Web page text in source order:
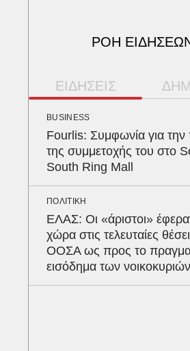
ΡΟΗ
ΕΙΔΗΣΕΙΣ
BUSINESS
Fourlis: Συμφωνία για
της συμμετοχής του στο
South Ring Mall
ΠΟΛΙΤΙΚΗ
ΕΛΑΣ: Οι «άριστοι»
χώρα στις τελευταίες
ΟΟΣΑ ως προς το
εισόδημα των νοικοκυριών